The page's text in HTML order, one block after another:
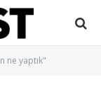
ne yaptık"